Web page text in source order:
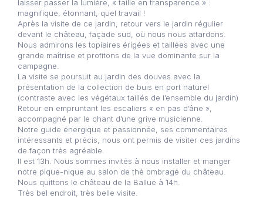
laisser passer la lumière, « taille en transparence » :
magnifique, étonnant, quel travail !
Après la visite de ce jardin, retour vers le jardin régulier
devant le château, façade sud, où nous nous attardons.
Nous admirons les topiaires érigées et taillées avec une
grande maîtrise et profitons de la vue dominante sur la
campagne.
La visite se poursuit au jardin des douves avec la
présentation de la collection de buis en port naturel
(contraste avec les végétaux taillés de l’ensemble du jardin)
Retour en empruntant les escaliers « en pas d’âne »,
accompagné par le chant d’une grive musicienne.
Notre guide énergique et passionnée, ses commentaires
intéressants et précis, nous ont permis de visiter ces jardins
de façon très agréable.
Il est 13h. Nous sommes invités à nous installer et manger
notre pique-nique au salon de thé ombragé du château.
Nous quittons le château de la Ballue à 14h.
Très bel endroit, très belle visite.